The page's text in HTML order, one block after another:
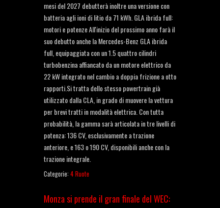
mesi del 2027 debutterà inoltre una versione con
batteria agli ioni di litio da 71 kWh. GLA ibrida full:
motori e potenze All'inizio del prossimo anno farà il
suo debutto anche la Mercedes-Benz GLA ibrida
full, equipaggiata con un 1.5 quattro cilindri
turbobenzina affiancato da un motore elettrico da
22 kW integrato nel cambio a doppia frizione a otto
rapporti.Si tratta dello stesso powertrain già
utilizzato dalla CLA, in grado di muovere la vettura
per brevi tratti in modalità elettrica. Con tutta
probabilità, la gamma sarà articolata in tre livelli di
potenza: 136 CV, esclusivamente a trazione
anteriore, e 163 o 190 CV, disponibili anche con la
trazione integrale.
Categorie: 4 Ruote
Monza si prende il gran finale del WEC: